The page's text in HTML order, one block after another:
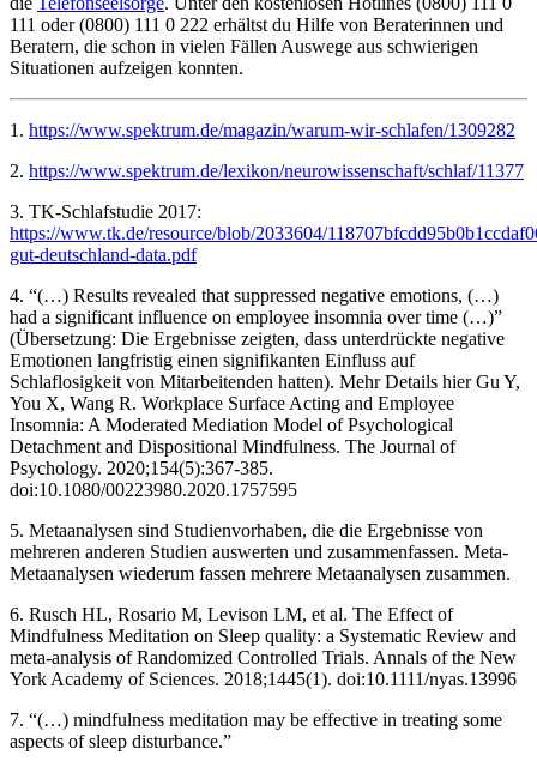
111 oder (0800) 111 0 222 erhältst du Hilfe von Beraterinnen und
Beratern, die schon in vielen Fällen Auswege aus schwierigen
Situationen aufzeigen konnten.
1. https://www.spektrum.de/magazin/warum-wir-schlafen/1309282
2. https://www.spektrum.de/lexikon/neurowissenschaft/schlaf/11377
3. TK-Schlafstudie 2017:
https://www.tk.de/resource/blob/2033604/
gut-deutschland-data.pdf
4. “(…) Results revealed that suppressed negative emotions, (…)
had a significant influence on employee insomnia over time (…)”
(Übersetzung: Die Ergebnisse zeigten, dass unterdrückte negative
Emotionen langfristig einen signifikanten Einfluss auf
Schlaflosigkeit von Mitarbeitenden hatten). Mehr Details hier Gu Y,
You X, Wang R. Workplace Surface Acting and Employee
Insomnia: A Moderated Mediation Model of Psychological
Detachment and Dispositional Mindfulness. The Journal of
Psychology. 2020;154(5):367-385.
doi:10.1080/00223980.2020.1757595
5. Metaanalysen sind Studienvorhaben, die die Ergebnisse von
mehreren anderen Studien auswerten und zusammenfassen. Meta-
Metaanalysen wiederum fassen mehrere Metaanalysen zusammen.
6. Rusch HL, Rosario M, Levison LM, et al. The Effect of
Mindfulness Meditation on Sleep quality: a Systematic Review and
meta-analysis of Randomized Controlled Trials. Annals of the New
York Academy of Sciences. 2018;1445(1). doi:10.1111/nyas.13996
7. “(…) mindfulness meditation may be effective in treating some
aspects of sleep disturbance.”